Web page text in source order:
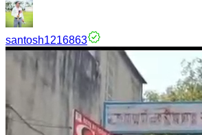
santosh1216863